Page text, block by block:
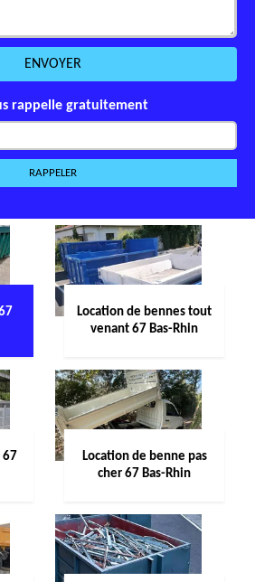
rappelle gratuitement
Location de bennes tout
venant 67 Bas-Rhin
67
Location de benne pas
cher 67 Bas-Rhin